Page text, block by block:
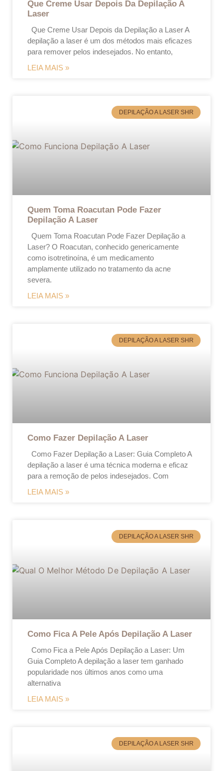
Que Creme Usar Depois Da Depilação A
Laser
Que Creme Usar Depois da Depilação a Laser A
depilação a laser é um dos métodos mais eficazes
para remover pelos indesejados. No entanto,
LEIA MAIS »
DEPILAÇÃO A LASER SHR
Quem Toma Roacutan Pode Fazer
Depilação A Laser
Quem Toma Roacutan Pode Fazer Depilação a
Laser? O Roacutan, conhecido genericamente
como isotretinoína, é um medicamento
amplamente utilizado no tratamento da acne
severa.
LEIA MAIS »
DEPILAÇÃO A LASER SHR
Como Fazer Depilação A Laser
Como Fazer Depilação a Laser: Guia Completo A
depilação a laser é uma técnica moderna e eficaz
para a remoção de pelos indesejados. Com
LEIA MAIS »
DEPILAÇÃO A LASER SHR
Como Fica A Pele Após Depilação A Laser
Como Fica a Pele Após Depilação a Laser: Um
Guia Completo A depilação a laser tem ganhado
popularidade nos últimos anos como uma
alternativa
LEIA MAIS »
DEPILAÇÃO A LASER SHR